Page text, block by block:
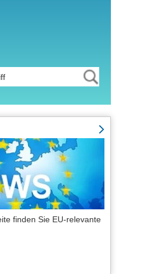
finden Sie EU-relevante